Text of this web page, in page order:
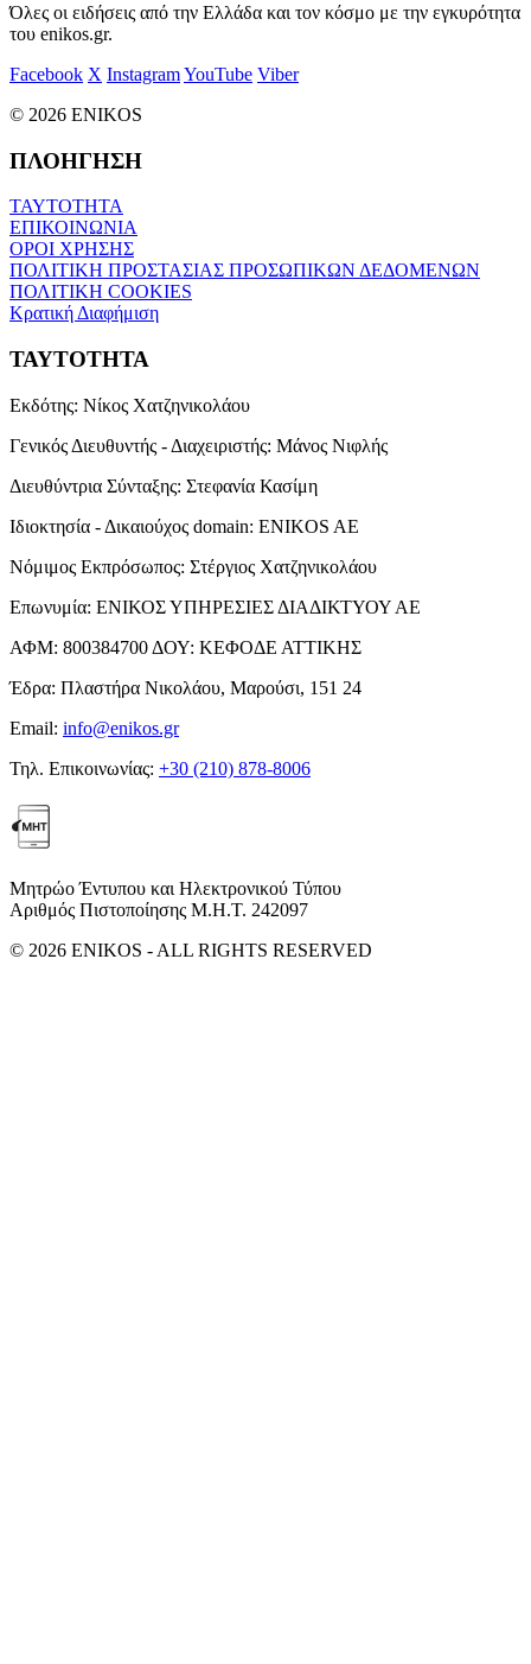
Όλες οι ειδήσεις από την Ελλάδα και τον κόσμο με την εγκυρότητα
του enikos.gr.
Facebook X InstagramYouTube Viber
© 2026 ENIKOS
ΠΛΟΗΓΗΣΗ
ΤΑΥΤΟΤΗΤΑ
ΕΠΙΚΟΙΝΩΝΙΑ
ΟΡΟΙ ΧΡΗΣΗΣ
ΠΟΛΙΤΙΚΗ ΠΡΟΣΤΑΣΙΑΣ ΠΡΟΣΩΠΙΚΩΝ ΔΕΔΟΜΕΝΩΝ
ΠΟΛΙΤΙΚΗ COOKIES
Κρατική Διαφήμιση
ΤΑΥΤΟΤΗΤΑ
Εκδότης: Νίκος Χατζηνικολάου
Γενικός Διευθυντής - Διαχειριστής: Μάνος Νιφλής
Διευθύντρια Σύνταξης: Στεφανία Κασίμη
Ιδιοκτησία - Δικαιούχος domain: ENIKOS AE
Νόμιμος Εκπρόσωπος: Στέργιος Χατζηνικολάου
Επωνυμία: ΕΝΙΚΟΣ ΥΠΗΡΕΣΙΕΣ ΔΙΑΔΙΚΤΥΟΥ ΑΕ
ΑΦΜ: 800384700 ΔΟΥ: ΚΕΦΟΔΕ ΑΤΤΙΚΗΣ
Έδρα: Πλαστήρα Νικολάου, Μαρούσι, 151 24
Email: info@enikos.gr
Τηλ. Επικοινωνίας: +30 (210) 878-8006
Μητρώο Έντυπου και Ηλεκτρονικού Τύπου
Αριθμός Πιστοποίησης Μ.Η.Τ. 242097
© 2026 ENIKOS - ALL RIGHTS RESERVED